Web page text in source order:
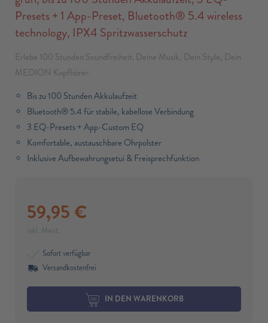
Presets + 1 App-Preset, Bluetooth® 5.4 wireless
technology, IPX4 Spritzwasserschutz
Erlebe 100 Stunden Soundfreiheit. Deine Musik, Dein Style, Dein
MEDION Kopfhörer.
Bis zu 100 Stunden Akkulaufzeit
Bluetooth® 5.4 für stabile, kabellose Verbindung
3 EQ-Presets + App-Custom EQ
Komfortable, austauschbare Ohrpolster
Inklusive Aufbewahrungsetui & Freisprechfunktion
59,95 €
inkl. Mwst.
Sofort verfügbar
Versandkostenfrei
IN DEN WARENKORB